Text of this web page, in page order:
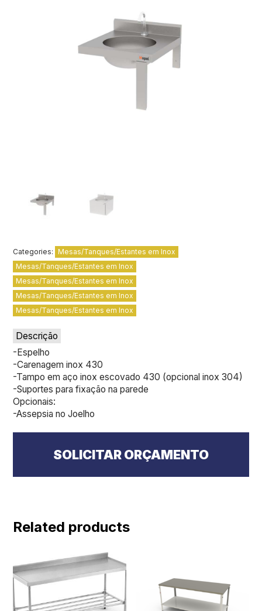
Categories:
Mesas/Tanques/Estantes em Inox
Mesas/Tanques/Estantes em Inox
Mesas/Tanques/Estantes em Inox
Mesas/Tanques/Estantes em Inox
Mesas/Tanques/Estantes em Inox
Descrição
-Espelho
-Carenagem inox 430
-Tampo em aço inox escovado 430 (opcional inox 304)
-Suportes para fixação na parede
Opcionais:
-Assepsia no Joelho
SOLICITAR ORÇAMENTO
Related products